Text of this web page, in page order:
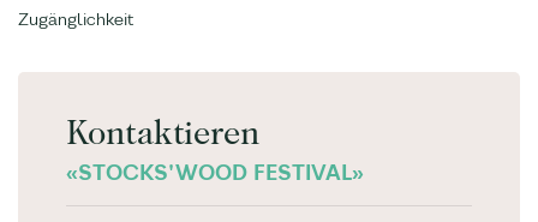
Zugänglichkeit
Kontaktieren
«STOCKS'WOOD FESTIVAL»